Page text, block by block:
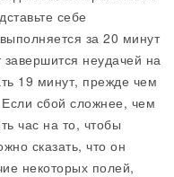
себе
за 20 минут
неудачей на
19 минут, прежде чем
сбой сложнее, чем
час на то, чтобы
сказать, что он
некоторых полей,